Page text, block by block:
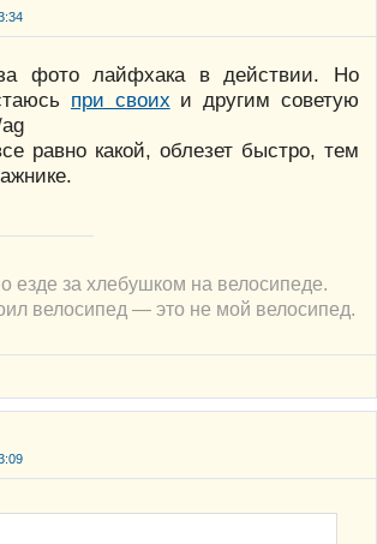
фото лайфхака в действии. Но
при своих и другим советую
равно какой, облезет быстро, тем
езде за хлебушком на велосипеде.
велосипед — это не мой велосипед.